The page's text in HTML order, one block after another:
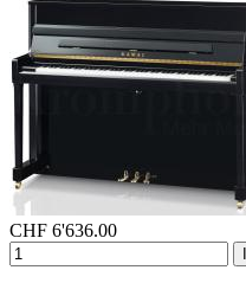
CHF 6'636.00